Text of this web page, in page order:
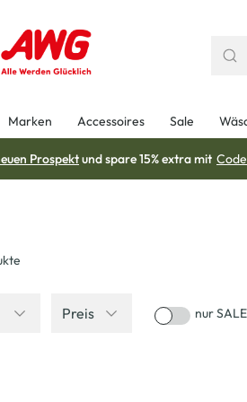
Marken Accessoires Sale
Prospektund spare 15% extra mit
Preis nur